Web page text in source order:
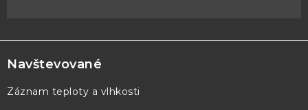
á
p
ä
Navštevované
Záznam teploty a vlhkosti